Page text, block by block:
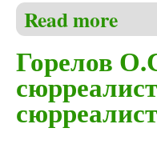
Read more
Горелов